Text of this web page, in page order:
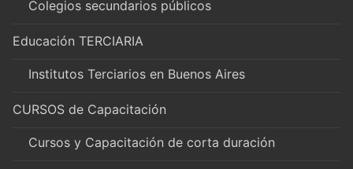
Colegios secundarios públicos
Educación TERCIARIA
Institutos Terciarios en Buenos Aires
CURSOS de Capacitación
Cursos y Capacitación de corta duración